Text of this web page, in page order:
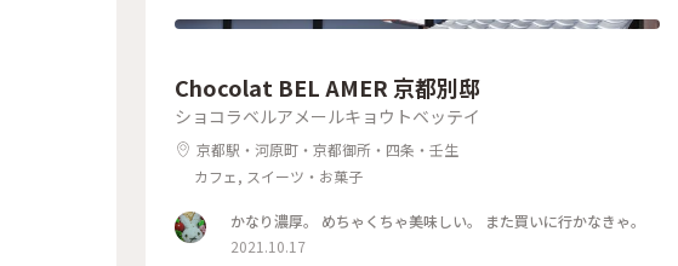
Chocolat BEL AMER 京都別邸
ショコラベルアメールキョウトベッテイ
京都駅・河原町・京都御所・四条・壬生
カフェ, スイーツ・お菓子
かなり濃厚。 めちゃくちゃ美味しい。 また買いに行かなきゃ。
2021.10.17